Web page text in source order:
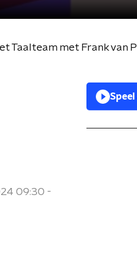
Taalteam met Frank van
09:30 -